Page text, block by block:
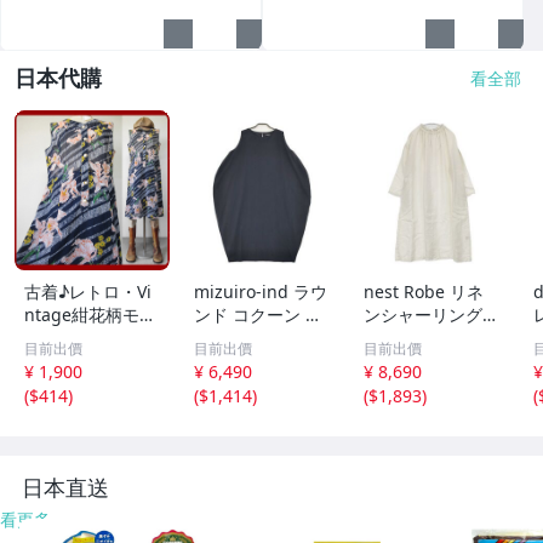
日本代購 看全部
古着♪レトロ・Vi
ntage紺花柄モッ
ズワンピ♪70s60s
70年代60年代ヴ
ィンテージ日本製
Japan昭和ロマン
り
目前出價
¥ 1,900
($414)
mizuiro-ind ラウ
ンド コクーン ノ
ースリーブ ワン
ピース ネイビー
ミズイロインド 6
-0723M 286215
目前出價
¥ 6,490
($1,414)
nest Robe リネ
ンシャーリングネ
ックワンピース 0
1171-1101-1 製
品染め ワンピー
ス オフホワイト
目前出價
¥ 8,690
($1,893)
(
日本直送
看更多